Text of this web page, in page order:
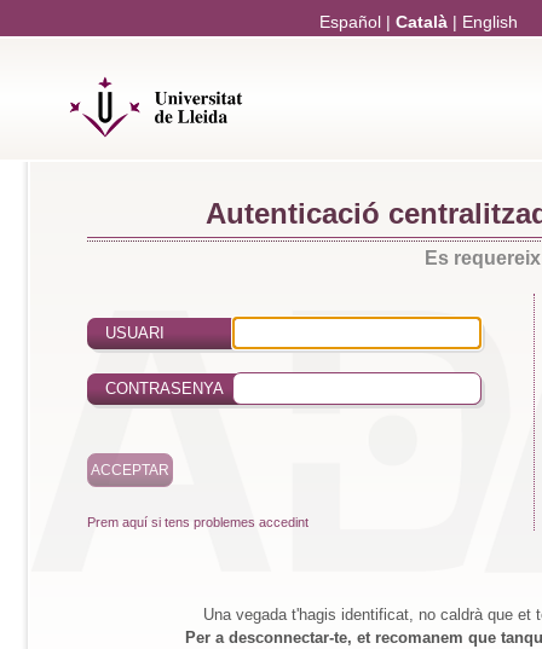
Español | Català | English
Autenticació
Es
USUARI
CONTRASENYA
Prem aquí si tens problemes accedint
Una vegada t'hagis identificat, no caldrà que
Per a desconnectar-te, et recomanem que